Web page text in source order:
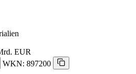
EUR
WKN: 897200